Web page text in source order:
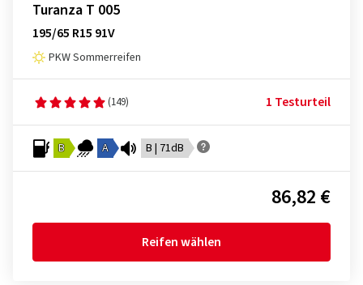
Turanza T 005
195/65 R15 91V
PKW Sommerreifen
(149) 1 Testurteil
B A B | 71dB
86,82 €
Reifen wählen